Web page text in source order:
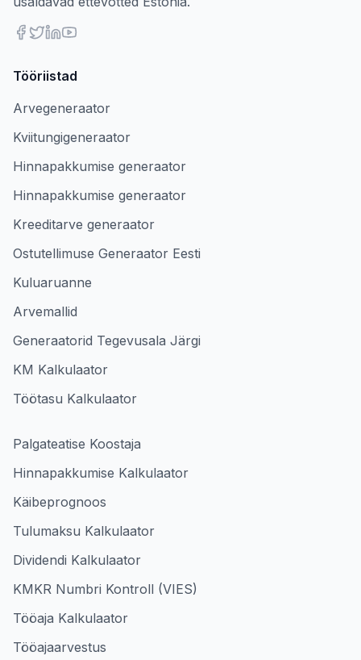
Tööriistad
Arvegeneraator
Kviitungigeneraator
Hinnapakkumise generaator
Hinnapakkumise generaator
Kreeditarve generaator
Ostutellimuse Generaator Eesti
Kuluaruanne
Arvemallid
Generaatorid Tegevusala Järgi
KM Kalkulaator
Töötasu Kalkulaator
Palgateatise Koostaja
Hinnapakkumise Kalkulaator
Käibeprognoos
Tulumaksu Kalkulaator
Dividendi Kalkulaator
KMKR Numbri Kontroll (VIES)
Tööaja Kalkulaator
Tööajaarvestus